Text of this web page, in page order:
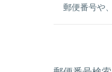
郵便番号や